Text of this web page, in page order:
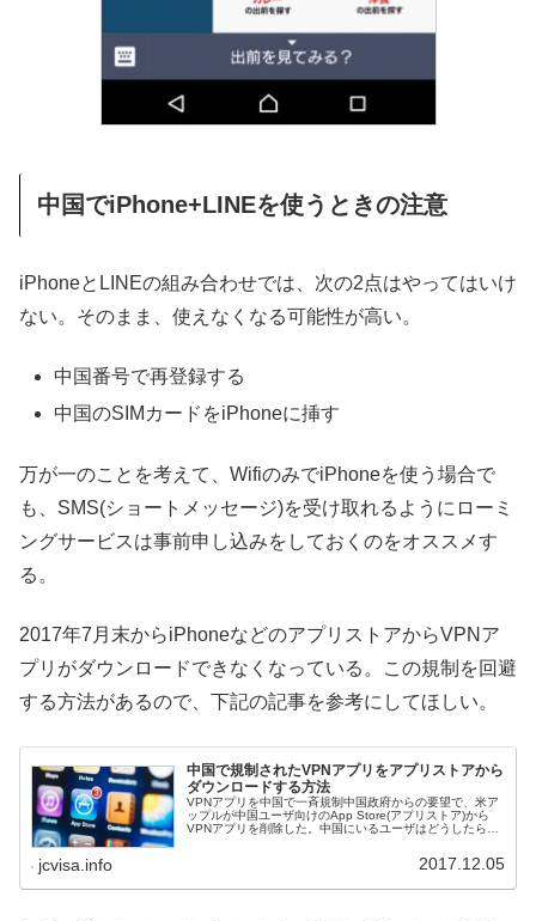
中国でiPhone+LINEを使うときの注意
iPhoneとLINEの組み合わせでは、次の2点はやってはいけ
ない。そのまま、使えなくなる可能性が高い。
中国番号で再登録する
中国のSIMカードをiPhoneに挿す
万が一のことを考えて、WifiのみでiPhoneを使う場合で
も、SMS(ショートメッセージ)を受け取れるようにローミ
ングサービスは事前申し込みをしておくのをオススメす
る。
2017年7月末からiPhoneなどのアプリストアからVPNア
プリがダウンロードできなくなっている。この規制を回避
する方法があるので、下記の記事を参考にしてほしい。
中国で規制されたVPNアプリをアプリストアから
ダウンロードする方法
VPNアプリを中国で一斉規制中国政府からの要望で、米ア
ップルが中国ユーザ向けのApp Store(アプリストア)から
VPNアプリを削除した。中国にいるユーザはどうしたらこ
jcvisa.info 2017.12.05